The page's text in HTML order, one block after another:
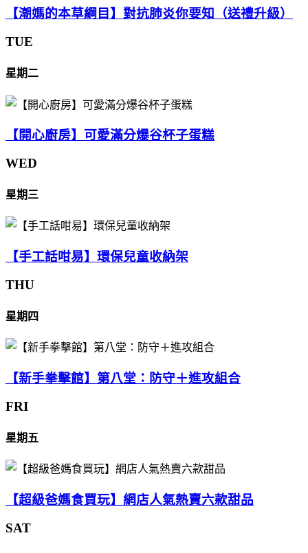
【潮媽的本草綱目】對抗肺炎你要知（送禮升級）
TUE
星期二
【開心廚房】可愛滿分爆谷杯子蛋糕
WED
星期三
【手工話咁易】環保兒童收納架
THU
星期四
【新手拳擊館】第八堂：防守＋進攻組合
FRI
星期五
【超級爸媽食買玩】網店人氣熱賣六款甜品
SAT